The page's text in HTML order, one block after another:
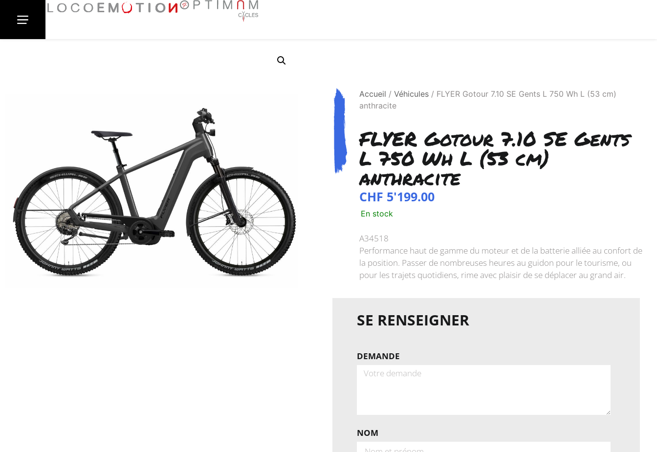
Accueil / Véhicules/ FLYER Gotour 7.10 SE Gents L 750 Wh L (53 cm)
anthracite
FLYER Gotour 7.10 SE Gents
L 750 Wh L (53 cm)
anthracite
CHF 5'199.00
En stock
A34518
Performance haut de gamme du moteur et de la batterie alliée au confort de
la position. Passer de nombreuses heures au guidon pour le tourisme, ou
pour les trajets quotidiens, rime avec plaisir de se déplacer au grand air.
SE RENSEIGNER
DEMANDE
NOM